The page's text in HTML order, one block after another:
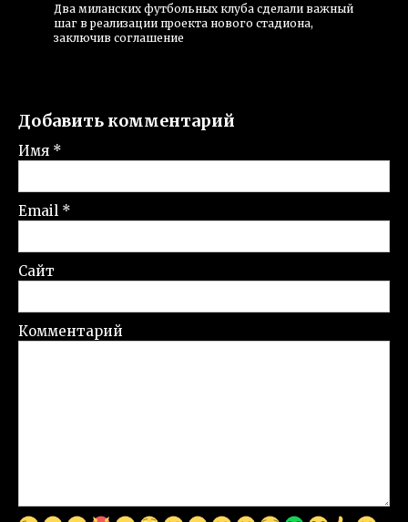
Два миланских футбольных клуба сделали важный
шаг в реализации проекта нового стадиона,
заключив соглашение
Добавить комментарий
Имя *
Email *
Сайт
Комментарий